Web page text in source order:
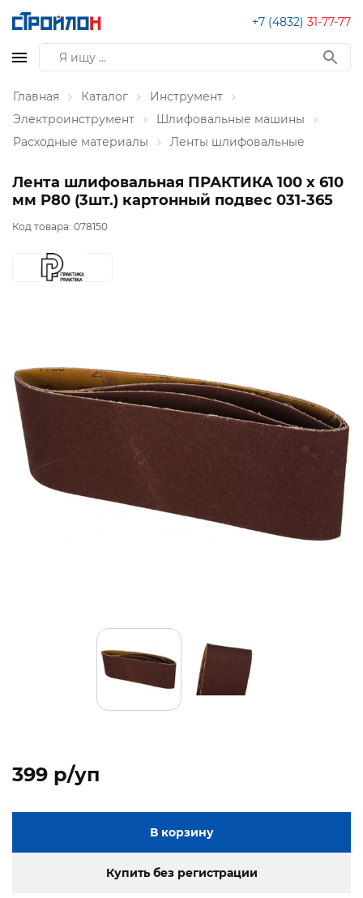
+7 (4832) 31-77-77
Главная Каталог
Инструмент
Электроинструмент
Шлифовальные машины
Расходные материалы
Ленты шлифовальные
Лента шлифовальная ПРАКТИКА 100 х 610
мм P80 (3шт.) картонный подвес 031-365
Код товара: 078150
399 p/уп
В корзину
Купить без регистрации